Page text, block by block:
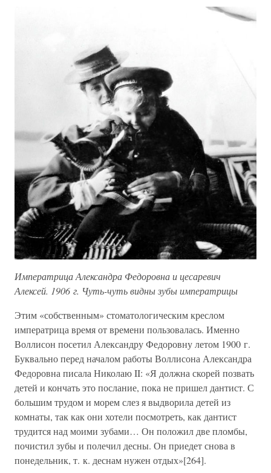
Императрица Александра Федоровна и цесаревич
Алексей. 1906 г. Чуть-чуть видны зубы императрицы
Этим «собственным» стоматологическим креслом
императрица время от времени пользовалась. Именно
Воллисон посетил Александру Федоровну летом 1900 г.
Буквально перед началом работы Воллисона Александра
Федоровна писала Николаю II: «Я должна скорей позвать
детей и кончать это послание, пока не пришел дантист. С
большим трудом и морем слез я выдворила детей из
комнаты, так как они хотели посмотреть, как дантист
трудится над моими зубами… Он положил две пломбы,
почистил зубы и полечил десны. Он приедет снова в
понедельник, т. к. деснам нужен отдых»[264].